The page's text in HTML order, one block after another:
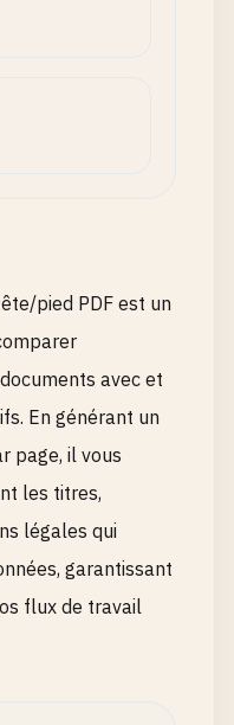
pied PDF est un
avec et
En générant un
page, il vous
les titres,
légales qui
garantissant
flux de travail